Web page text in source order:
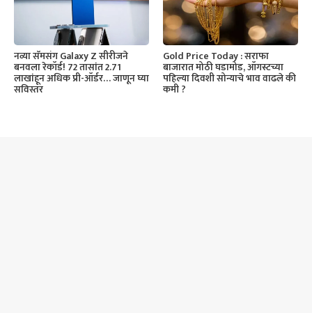
नव्या सॅमसंग Galaxy Z सीरीजने
बनवला रेकॉर्ड! 72 तासांत 2.71
लाखांहून अधिक प्री-ऑर्डर… जाणून घ्या
सविस्तर
Gold Price Today : सराफा
बाजारात मोठी घडामोड, ऑगस्टच्या
पहिल्या दिवशी सोन्याचे भाव वाढले की
कमी ?